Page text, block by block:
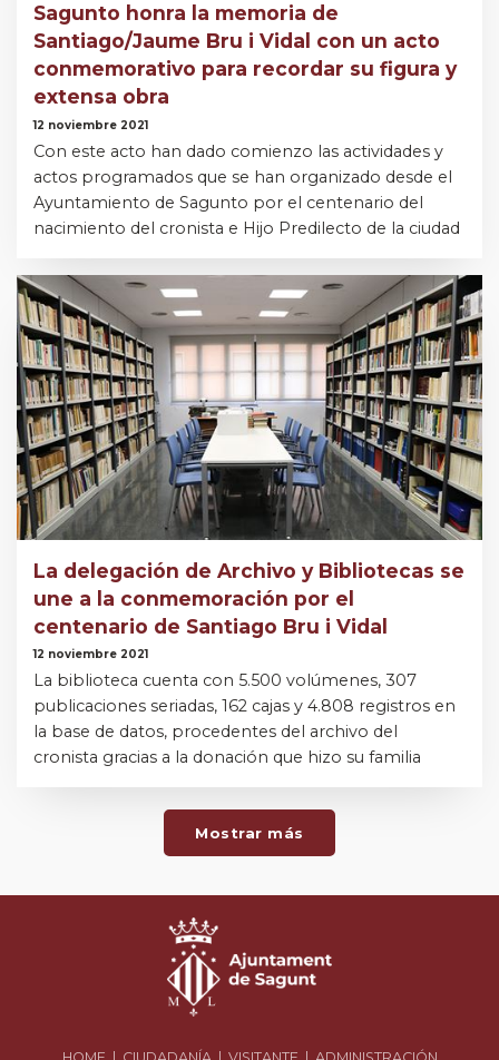
Sagunto honra la memoria de
Santiago/Jaume Bru i Vidal con un acto
conmemorativo para recordar su figura y
extensa obra
12 noviembre 2021
Con este acto han dado comienzo las actividades y
actos programados que se han organizado desde el
Ayuntamiento de Sagunto por el centenario del
nacimiento del cronista e Hijo Predilecto de la ciudad
La delegación de Archivo y Bibliotecas se
une a la conmemoración por el
centenario de Santiago Bru i Vidal
12 noviembre 2021
La biblioteca cuenta con 5.500 volúmenes, 307
publicaciones seriadas, 162 cajas y 4.808 registros en
la base de datos, procedentes del archivo del
cronista gracias a la donación que hizo su familia
Mostrar más